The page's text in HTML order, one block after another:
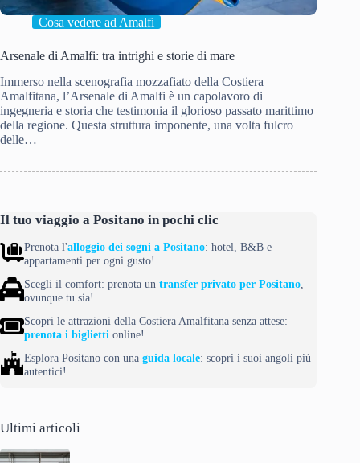
Cosa vedere ad Amalfi
Arsenale di Amalfi: tra intrighi e storie di mare
Immerso nella scenografia mozzafiato della Costiera
Amalfitana, l’Arsenale di Amalfi è un capolavoro di
ingegneria e storia che testimonia il glorioso passato marittimo
della regione. Questa struttura imponente, una volta fulcro
delle…
Il tuo viaggio a Positano in pochi clic
Prenota l'alloggio dei sogni a Positano: hotel, B&B e
appartamenti per ogni gusto!
Scegli il comfort: prenota un transfer privato per Positano,
ovunque tu sia!
Scopri le attrazioni della Costiera Amalfitana senza attese:
prenota i biglietti online!
Esplora Positano con una guida locale: scopri i suoi angoli più
autentici!
Ultimi articoli